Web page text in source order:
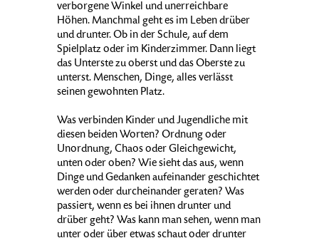
verborgene Winkel und unerreichbare
Höhen. Manchmal geht es im Leben drüber
und drunter. Ob in der Schule, auf dem
Spielplatz oder im Kinderzimmer. Dann liegt
das Unterste zu oberst und das Oberste zu
unterst. Menschen, Dinge, alles verlässt
seinen gewohnten Platz.
Was verbinden Kinder und Jugendliche mit
diesen beiden Worten? Ordnung oder
Unordnung, Chaos oder Gleichgewicht,
unten oder oben? Wie sieht das aus, wenn
Dinge und Gedanken aufeinander geschichtet
werden oder durcheinander geraten? Was
passiert, wenn es bei ihnen drunter und
drüber geht? Was kann man sehen, wenn man
unter oder über etwas schaut oder drunter